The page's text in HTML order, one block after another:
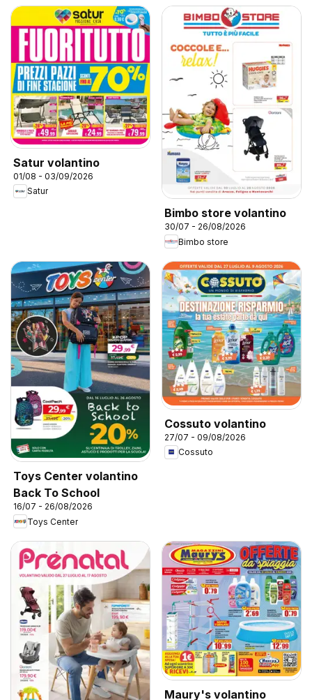
Satur volantino
01/08 - 03/09/2026
Satur
Bimbo store volantino
30/07 - 26/08/2026
Bimbo store
Toys Center volantino
Back To School
16/07 - 26/08/2026
Toys Center
Cossuto volantino
27/07 - 09/08/2026
Cossuto
Maury's volantino